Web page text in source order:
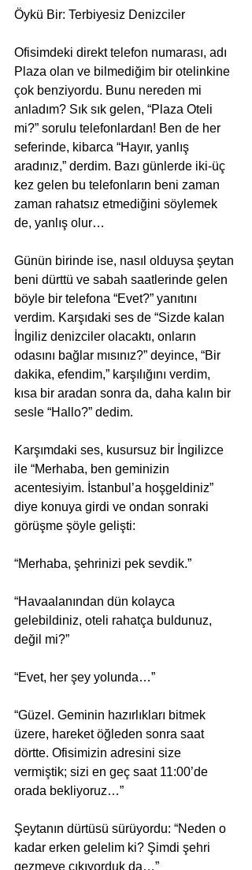
Öykü Bir: Terbiyesiz Denizciler
Ofisimdeki direkt telefon numarası, adı
Plaza olan ve bilmediğim bir otelinkine
çok benziyordu. Bunu nereden mi
anladım? Sık sık gelen, “Plaza Oteli
mi?” sorulu telefonlardan! Ben de her
seferinde, kibarca “Hayır, yanlış
aradınız,” derdim. Bazı günlerde iki-üç
kez gelen bu telefonların beni zaman
zaman rahatsız etmediğini söylemek
de, yanlış olur…
Günün birinde ise, nasıl olduysa şeytan
beni dürttü ve sabah saatlerinde gelen
böyle bir telefona “Evet?” yanıtını
verdim. Karşıdaki ses de “Sizde kalan
İngiliz denizciler olacaktı, onların
odasını bağlar mısınız?” deyince, “Bir
dakika, efendim,” karşılığını verdim,
kısa bir aradan sonra da, daha kalın bir
sesle “Hallo?” dedim.
Karşımdaki ses, kusursuz bir İngilizce
ile “Merhaba, ben geminizin
acentesiyim. İstanbul’a hoşgeldiniz”
diye konuya girdi ve ondan sonraki
görüşme şöyle gelişti:
“Merhaba, şehrinizi pek sevdik.”
“Havaalanından dün kolayca
gelebildiniz, oteli rahatça buldunuz,
değil mi?”
“Evet, her şey yolunda…”
“Güzel. Geminin hazırlıkları bitmek
üzere, hareket öğleden sonra saat
dörtte. Ofisimizin adresini size
vermiştik; sizi en geç saat 11:00’de
orada bekliyoruz…”
Şeytanın dürtüsü sürüyordu: “Neden o
kadar erken gelelim ki? Şimdi şehri
gezmeye çıkıyorduk da…”